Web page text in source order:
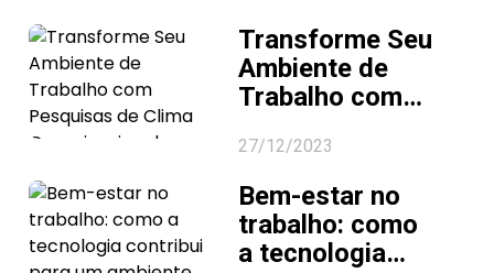
pessoas em
2025
Transforme Seu
Ambiente de
Trabalho com
Clima
Organizacional
27/12/2023
Bem-estar no
trabalho: como
a tecnologia